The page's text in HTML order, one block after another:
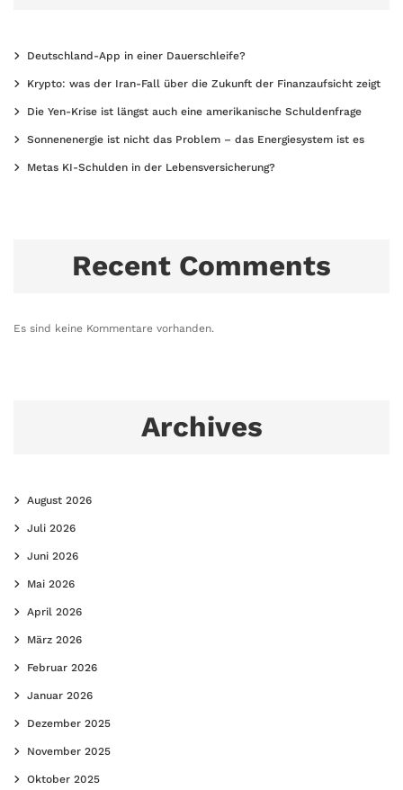
Deutschland-App in einer Dauerschleife?
Krypto: was der Iran-Fall über die Zukunft der Finanzaufsicht zeigt
Die Yen-Krise ist längst auch eine amerikanische Schuldenfrage
Sonnenenergie ist nicht das Problem – das Energiesystem ist es
Metas KI-Schulden in der Lebensversicherung?
Recent Comments
Es sind keine Kommentare vorhanden.
Archives
August 2026
Juli 2026
Juni 2026
Mai 2026
April 2026
März 2026
Februar 2026
Januar 2026
Dezember 2025
November 2025
Oktober 2025